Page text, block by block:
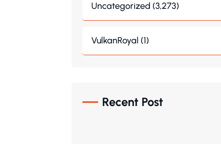
Uncategorized (3,273)
VulkanRoyal (1)
Recent Post